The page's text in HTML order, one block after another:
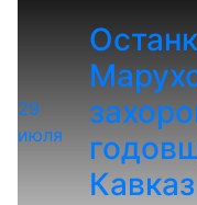
29
июля
Кавказ